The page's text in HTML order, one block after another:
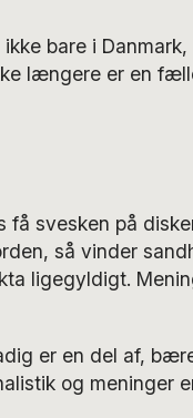
bare i Danmark,
længere er en
få svesken på
så vinder
ligegyldigt.
er en del af,
og meninger